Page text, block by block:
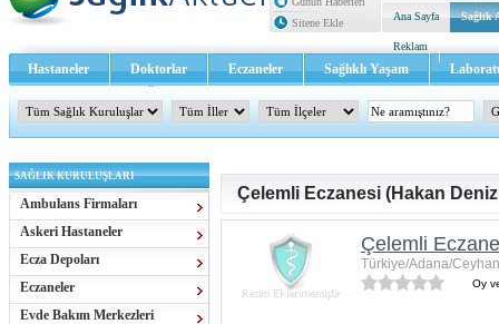
Sitene Ekle
Ana Sayfa Sağlık
Reklam
Hastaneler Doktorlar Eczaneler Sağlıklı Yaşam
Sağlık TV - Video İletişim
SAĞLIK KURULUŞLARI
Ambulans Firmaları
Askeri Hastaneler
Ecza Depoları
Eczaneler
Evde Bakım Merkezleri
Çelemli Eczanesi (Hakan
Çelemli
Türkiye/Adana/Ceyhan
Oy